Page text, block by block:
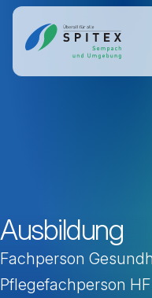
Ausbildung
Fachperson
Pflegefachperson